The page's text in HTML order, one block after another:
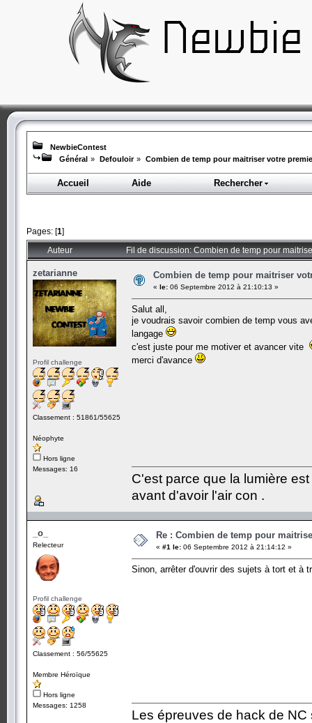
NewbieContest
Général » Defouloir » Combien de temp pour maitriser votre
Accueil Aide Rechercher
Pages: [1]
Auteur Fil de discussion: Combien de temp pour
zetarianne
Profil challenge
Classement : 51861/55625
Néophyte
Hors ligne
Messages: 16
Combien de temp pour maitriser
« le: 06 Septembre 2012 à 21:10:13 »
Salut all,
je voudrais savoir combien de temp vous
langage
c'est juste pour me motiver et avancer vite
merci d'avance
C'est parce que la lumière
avant d'avoir l'air con .
_o_
Relecteur
Profil challenge
Classement : 56/55625
Membre Héroïque
Hors ligne
Messages: 1258
Re : Combien de temp pour
« #1 le: 06 Septembre 2012 à 21:14:12 »
Sinon, arrêter d'ouvrir des sujets à tort et à
Les épreuves de hack de